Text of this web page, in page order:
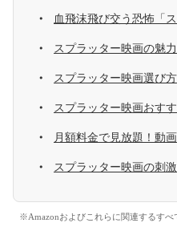
血飛沫飛び交う恐怖「
スプラッター映画の魅
スプラッター映画選び方
スプラッター映画おす
月額料金で見放題！動
スプラッター映画の刺
※Amazonおよびこれらに関連するすべ